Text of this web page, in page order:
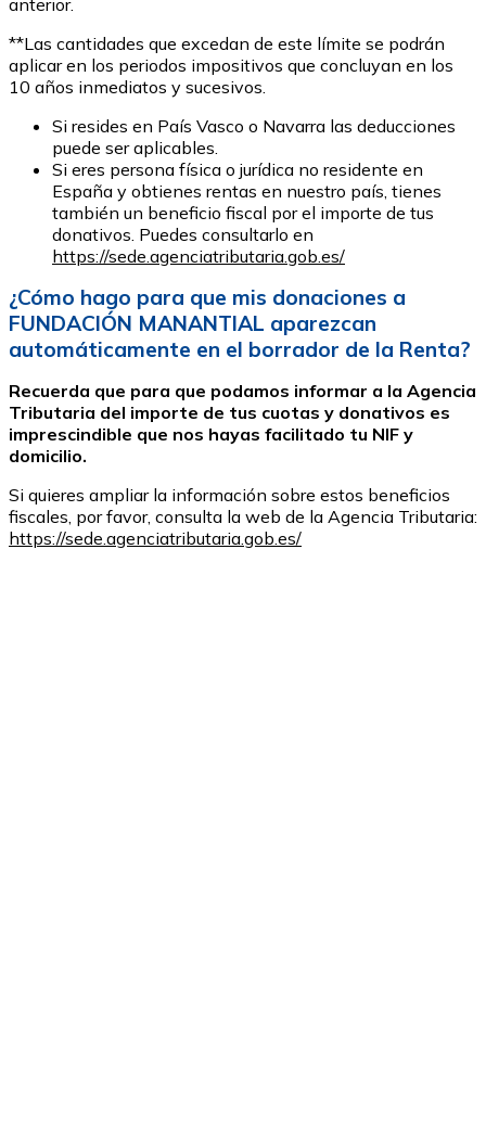
**Las cantidades que excedan de este límite se podrán
aplicar en los periodos impositivos que concluyan en los
10 años inmediatos y sucesivos.
Si resides en País Vasco o Navarra las deducciones
puede ser aplicables.
Si eres persona física o jurídica no residente en
España y obtienes rentas en nuestro país, tienes
también un beneficio fiscal por el importe de tus
donativos. Puedes consultarlo en
https://sede.agenciatributaria.gob.es/
¿Cómo hago para que mis donaciones a
FUNDACIÓN MANANTIAL aparezcan
automáticamente en el borrador de la Renta?
Recuerda que para que podamos informar a la Agencia
Tributaria del importe de tus cuotas y donativos es
imprescindible que nos hayas facilitado tu NIF y
domicilio.
Si quieres ampliar la información sobre estos beneficios
fiscales, por favor, consulta la web de la Agencia Tributaria:
https://sede.agenciatributaria.gob.es/